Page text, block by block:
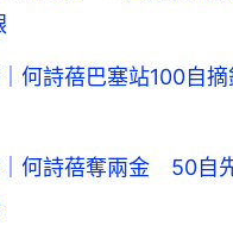
何詩蓓巴塞站100自
｜何詩蓓奪兩金 50